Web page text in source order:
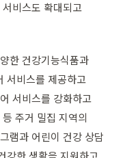
비스도 확대되고
한 건강기능식품과
서비스를 제공하고
서비스를 강화하고
주거 밀집 지역의
램과 어린이 건강 상담